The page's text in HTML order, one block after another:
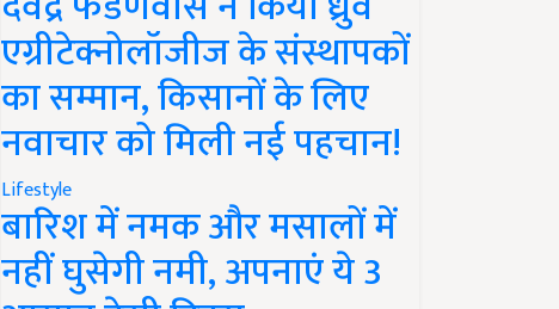
एग्रीटेक्नोलॉजीज के संस्थापकों
का सम्मान, किसानों के लिए
नवाचार को मिली नई पहचान!
Lifestyle
बारिश में नमक और मसालों में
नहीं घुसेगी नमी, अपनाएं ये 3